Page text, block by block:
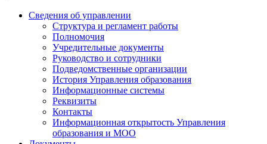
Сведения об управлении
Структура и регламент работы
Полномочия
Учредительные документы
Руководство и сотрудники
Подведомственные организации
История Управления образования
Информационные системы
Реквизиты
Контакты
Информационная открытость Управления
образования и МОО